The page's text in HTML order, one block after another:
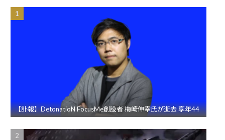
【訃報】DetonatioN FocusMe創設者 梅崎伸幸氏が逝去 享年44